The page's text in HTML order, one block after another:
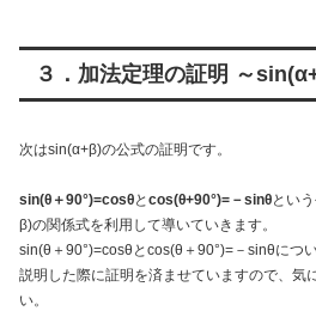
３．加法定理の証明 ～
次はsin(α+β)の公式の証明です。
sin(θ＋90°)=cosθと cos(θ+90°)=－sinθとい
β)の関係式を利用して導いていきます。
sin(θ＋90°)=cosθとcos(θ＋90°)=－sinθにつ
説明した際に証明を済ませていますので、気
い。